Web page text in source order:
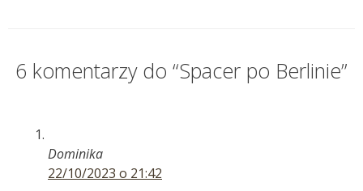
6 komentarzy do “Spacer po Berlinie”
Dominika
22/10/2023 o 21:42